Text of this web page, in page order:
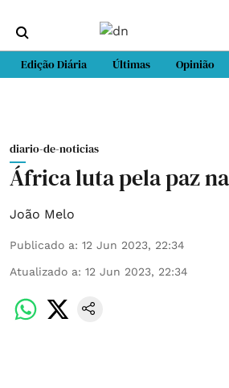
Edição Diária Últimas Opinião
diario-de-noticias
África luta pela paz
João Melo
Publicado a: 12 Jun 2023, 22:34
Atualizado a: 12 Jun 2023, 22:34